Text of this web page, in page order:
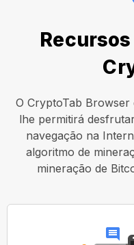
O CryptoTab
lhe permitirá
navegação na
algoritmo de
mineração de